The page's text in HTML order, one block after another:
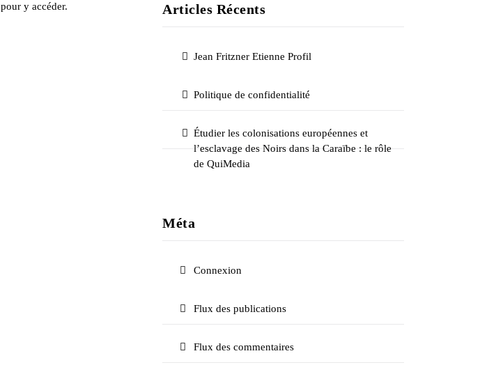
pour y accéder. Articles Récents
Jean Fritzner Etienne Profil
Politique de confidentialité
Étudier les colonisations européennes et
l’esclavage des Noirs dans la Caraïbe : le rôle
de QuiMedia
Méta
Connexion
Flux des publications
Flux des commentaires